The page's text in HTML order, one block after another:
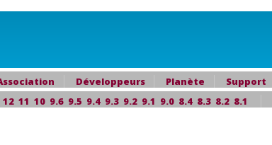
Développeurs Planète
Support
12 11 10 9.6 9.5 9.4 9.3 9.2 9.1 9.0 8.4 8.3 8.2 8.1